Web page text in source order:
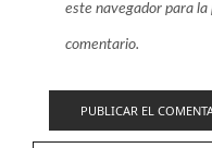
este navegador para la
comentario.